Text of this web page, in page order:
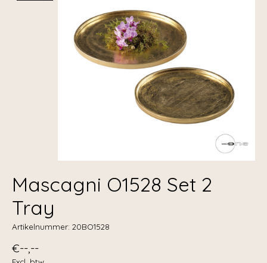
Mascagni O1528 Set 2
Tray
Artikelnummer: 20BO1528
€--,--